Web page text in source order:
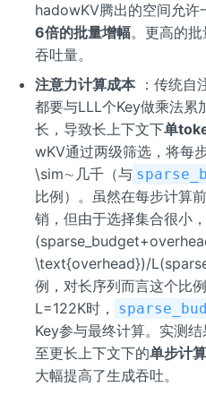
hadowKV腾出的空间允许
6倍的批量增幅。更高的
吞吐量。
注意力计算成本：传统自
都要与LLL个Key做乘法累
长，导致长上下文下单
wKV通过两级筛选，将每
\sim∼几千（与
比例）。虽然在每步计算
销，但由于选择集合很小
\text{overhead})/
例，对长序列而言这个比
L=122K时，
Key参与最终计算。实测
至更长上下文下的单步计
大幅提高了生成吞吐。